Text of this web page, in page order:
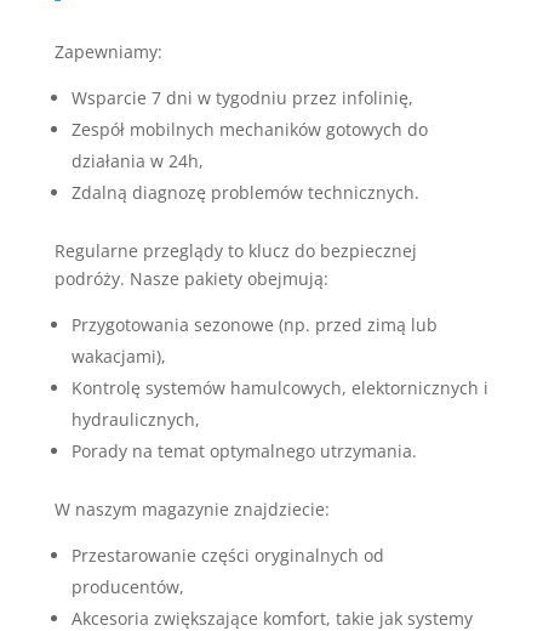
Zapewniamy:
Wsparcie 7 dni w tygodniu przez infolinię,
Zespół mobilnych mechaników gotowych do
działania w 24h,
Zdalną diagnozę problemów technicznych.
Regularne przeglądy to klucz do bezpiecznej
podróży. Nasze pakiety obejmują:
Przygotowania sezonowe (np. przed zimą lub
wakacjami),
Kontrolę systemów hamulcowych, elektornicznych i
hydraulicznych,
Porady na temat optymalnego utrzymania.
W naszym magazynie znajdziecie:
Przestarowanie części oryginalnych od
producentów,
Akcesoria zwiększające komfort, takie jak systemy